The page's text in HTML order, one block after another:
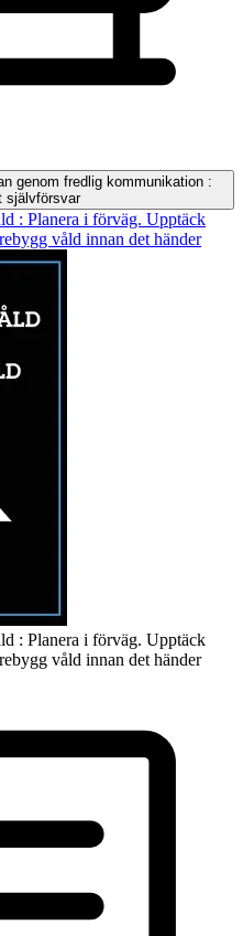
genom fredlig kommunikation :
självförsvar
: Planera i förväg. Upptäck
våld innan det händer
: Planera i förväg. Upptäck
våld innan det händer